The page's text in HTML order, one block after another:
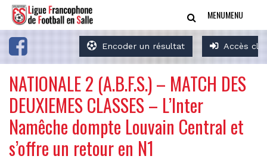
Encoder un résultat Accès
MENUMENU
NATIONALE 2 (A.B.F.S.) – MATCH DES
DEUXIEMES CLASSES – L’Inter
Namêche dompte Louvain Central et
s’offre un retour en N1